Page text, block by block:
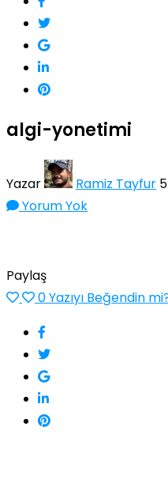
algi-yonetimi
Yazar Ramiz Tayfur 5
Yorum Yok
Paylaş
0Yazıyı Beğendin